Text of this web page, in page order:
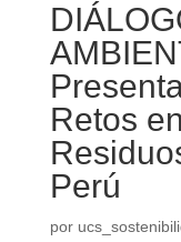
Retos
Perú
por